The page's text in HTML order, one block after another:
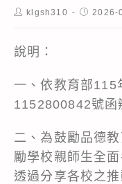
Postklgsh310
Post2026-
說明：
一、依教育部115
1152800842號函
二、為鼓勵品德
勵學校親師生全
透過分享各校之